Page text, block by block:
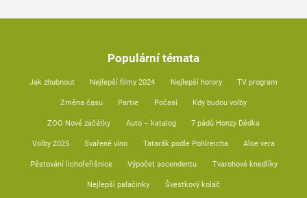
Populární témata
Jak zhubnout Nejlepší filmy 2024 Nejlepší horory TV program
Změna času Partie Počasí Kdy budou volby
ZOO Nové začátky Auto – katalog 7 pádů Honzy Dědka
Volby 2025 Svařené víno Tatarák podle Pohlreicha Aloe vera
Pěstování lichořeřišnice Výpočet ascendentu Tvarohové knedlíky
Nejlepší palačinky Švestkový koláč